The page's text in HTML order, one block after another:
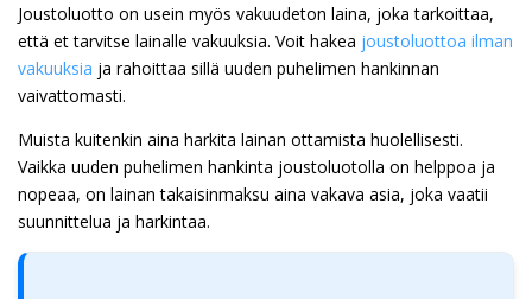
Joustoluotto on usein myös vakuudeton laina, joka tarkoittaa,
että et tarvitse lainalle vakuuksia. Voit hakea joustoluottoa ilman
vakuuksia ja rahoittaa sillä uuden puhelimen hankinnan
vaivattomasti.
Muista kuitenkin aina harkita lainan ottamista huolellisesti.
Vaikka uuden puhelimen hankinta joustoluotolla on helppoa ja
nopeaa, on lainan takaisinmaksu aina vakava asia, joka vaatii
suunnittelua ja harkintaa.